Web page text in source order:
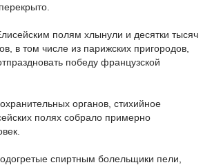
полям хлынули и десятки тысяч
в том числе из парижских пригородов,
победу французской
органов, стихийное
полях собрало примерно
спиртным болельщики пели,